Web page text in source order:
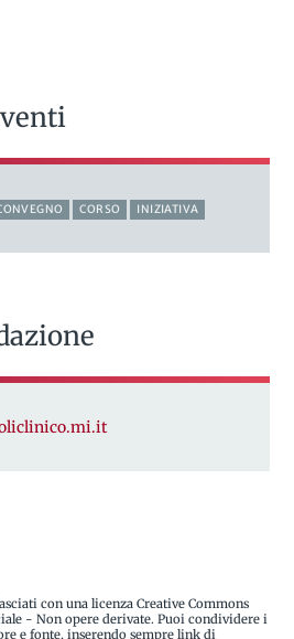
CORSO INIZIATIVA
con una licenza Creative Commons
- Non opere derivate. Puoi condividere i
e fonte, inserendo sempre link di